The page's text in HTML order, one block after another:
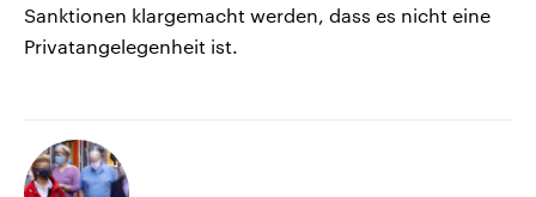
Sanktionen klargemacht werden, dass es nicht eine
Privatangelegenheit ist.